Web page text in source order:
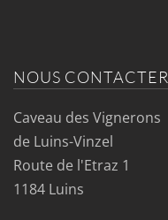
NOUS CONTACTER
Caveau des Vignerons
de Luins-Vinzel
Route de l'Etraz 1
1184 Luins